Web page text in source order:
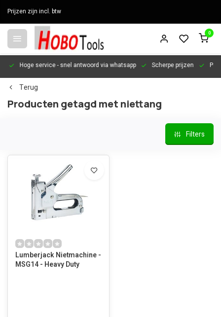
Prijzen zijn incl. btw
0
Hoge service- snel antwoord via whatsapp Scherpe prijzen
Terug
Producten getagd met niettang
Filters
Lumberjack Nietmachine -
MSG14 - Heavy Duty